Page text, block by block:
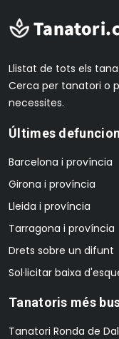
Llistat de tots els
Cerca per tanatori o
necessites.
Últimes
Barcelona i província
Girona i província
Lleida i província
Tarragona i província
Drets sobre un difunt
Sol·licitar baixa
Tanatoris més
Tanatori Ronda de